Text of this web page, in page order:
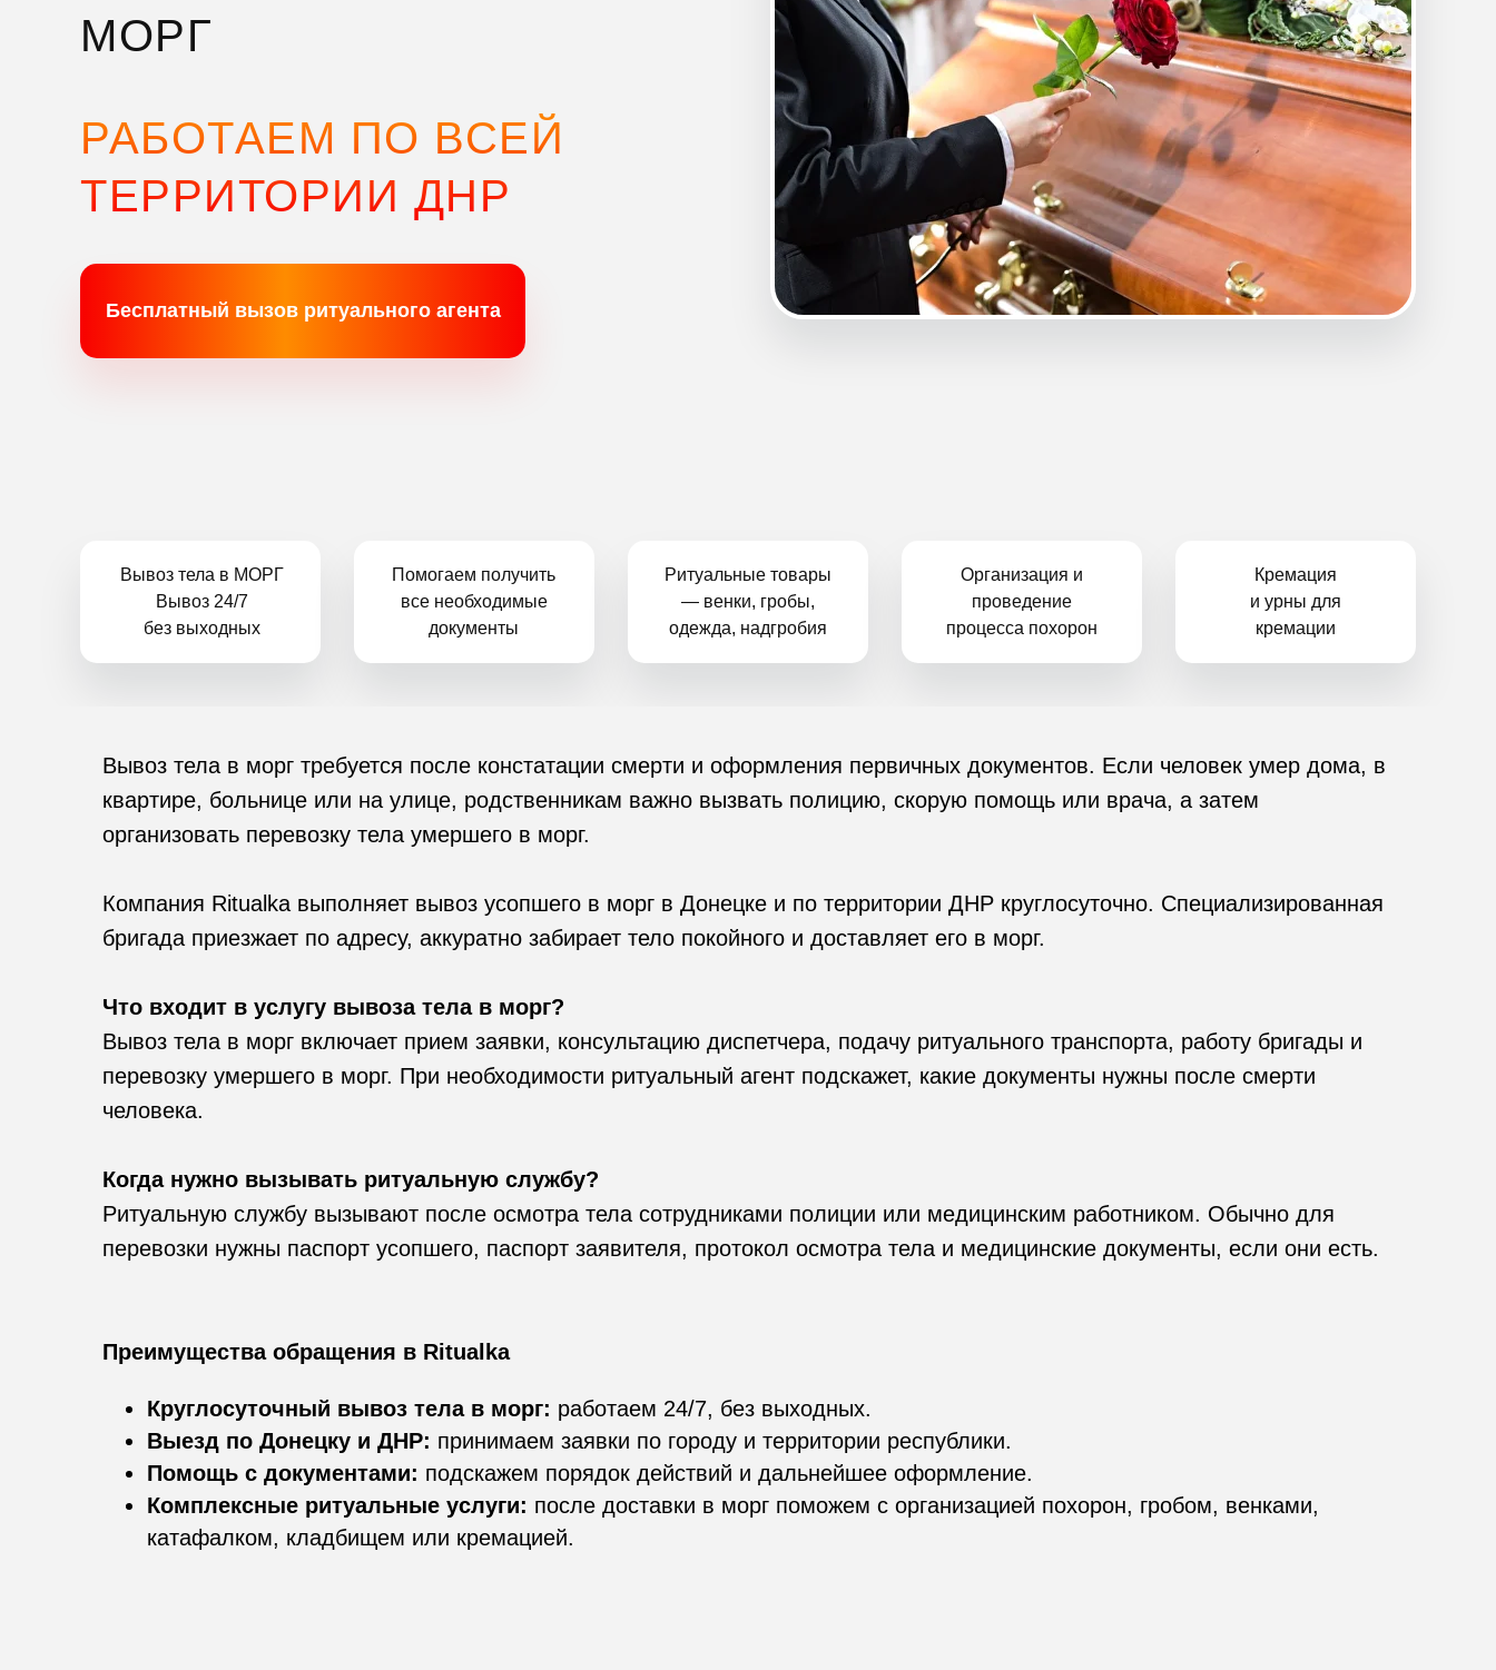
МОРГ
РАБОТАЕМ ПО ВСЕЙ
ТЕРРИТОРИИ ДНР
Бесплатный вызов ритуального агента
Вывоз тела в МОРГ
Вывоз 24/7
без выходных
Помогаем получить
все необходимые
документы
Ритуальные товары
— венки, гробы,
одежда, надгробия
Организация и
проведение
процесса похорон
Кремация
и урны для
кремации
Вывоз 24/7 без
выходных
гробы, одежда,
надгробия
Вывоз тела в морг требуется после констатации смерти и оформления первичных документов. Если человек умер дома, в
квартире, больнице или на улице, родственникам важно вызвать полицию, скорую помощь или врача, а затем
организовать перевозку тела умершего в морг.
Компания Ritualka выполняет вывоз усопшего в морг в Донецке и по территории ДНР круглосуточно. Специализированная
бригада приезжает по адресу, аккуратно забирает тело покойного и доставляет его в морг.
Что входит в услугу вывоза тела в морг?
Вывоз тела в морг включает прием заявки, консультацию диспетчера, подачу ритуального транспорта, работу бригады и
перевозку умершего в морг. При необходимости ритуальный агент подскажет, какие документы нужны после смерти
человека.
Когда нужно вызывать ритуальную службу?
Ритуальную службу вызывают после осмотра тела сотрудниками полиции или медицинским работником. Обычно для
перевозки нужны паспорт усопшего, паспорт заявителя, протокол осмотра тела и медицинские документы, если они есть.
Преимущества обращения в Ritualka
Круглосуточный вывоз тела в морг: работаем 24/7, без выходных.
Выезд по Донецку и ДНР: принимаем заявки по городу и территории республики.
Помощь с документами: подскажем порядок действий и дальнейшее оформление.
Комплексные ритуальные услуги: после доставки в морг поможем с организацией похорон, гробом, венками,
катафалком, кладбищем или кремацией.